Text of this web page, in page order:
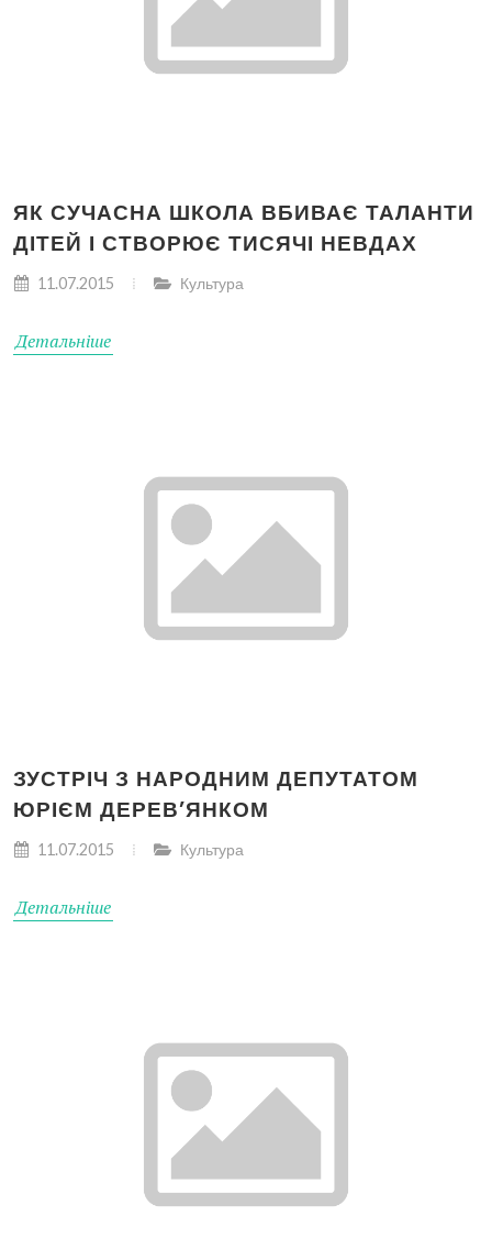
ЯК СУЧАСНА ШКОЛА ВБИВАЄ ТАЛАНТИ
ДІТЕЙ І СТВОРЮЄ ТИСЯЧІ НЕВДАХ
11.07.2015 Культура
Детальніше
ЗУСТРІЧ З НАРОДНИМ ДЕПУТАТОМ
ЮРІЄМ ДЕРЕВ’ЯНКОМ
11.07.2015 Культура
Детальніше